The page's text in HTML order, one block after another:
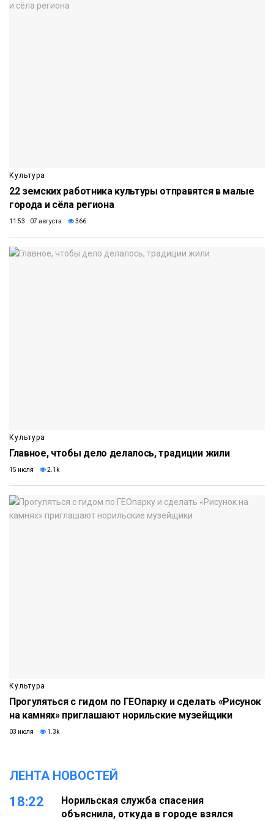
Культура
22 земских работника культуры отправятся в малые
города и сёла региона
11:53 07 августа 366
Культура
Главное, чтобы дело делалось, традиции жили
15 июля 2.1k
Культура
Прогуляться с гидом по ГЕОпарку и сделать «Рисунок
на камнях» приглашают норильские музейщики
03 июля 1.3k
ЛЕНТА НОВОСТЕЙ
18:22
Норильская служба спасения
объяснила, откуда в городе взялся